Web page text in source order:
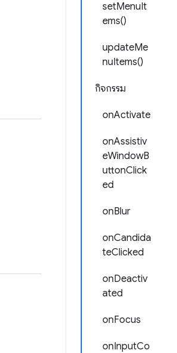
setMenuIt
ems()
updateMe
nuItems()
กิจกรรม
onActivate
onAssistiv
eWindowB
uttonClick
ed
onBlur
onCandida
teClicked
onDeactiv
ated
onFocus
onInputCo